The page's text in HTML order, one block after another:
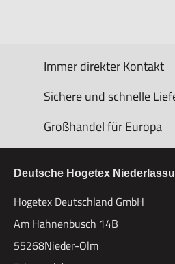
Immer direkter Kontakt
Sichere und schnelle
Großhandel für Europa
Deutsche Hogetex
Hogetex Deutschland GmbH
Am Hahnenbusch 14B
55268Nieder-Olm